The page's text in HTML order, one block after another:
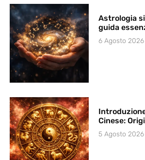
Astrologia
guida
6 Agosto 2026
Cinese:
5 Agosto 2026